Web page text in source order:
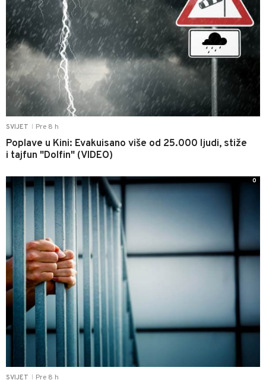
SVIJET Pre 8 h
Poplave u Kini: Evakuisano više od 25.000 ljudi, stiže
i tajfun "Dolfin" (VIDEO)
SVIJET Pre 8 h
0